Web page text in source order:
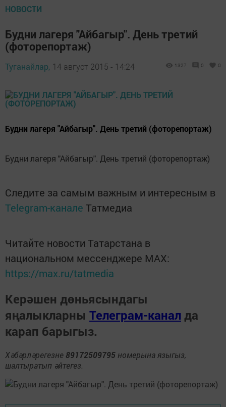
НОВОСТИ
Будни лагеря "Айбагыр". День третий
(фоторепортаж)
Туганайлар, 14 август 2015 - 14:24 1327 0 0
Будни лагеря "Айбагыр". День третий (фоторепортаж)
Будни лагеря "Айбагыр". День третий (фоторепортаж)
Следите за самым важным и интересным в
Telegram-канале Татмедиа
Читайте новости Татарстана в
национальном мессенджере MАХ:
https://max.ru/tatmedia
Керәшен дөньясындагы
яңалыкларны Телеграм-канал да
карап барыгыз.
Хәбәрләрегезне 89172509795 номерына языгыз,
шалтыратып әйтегез.